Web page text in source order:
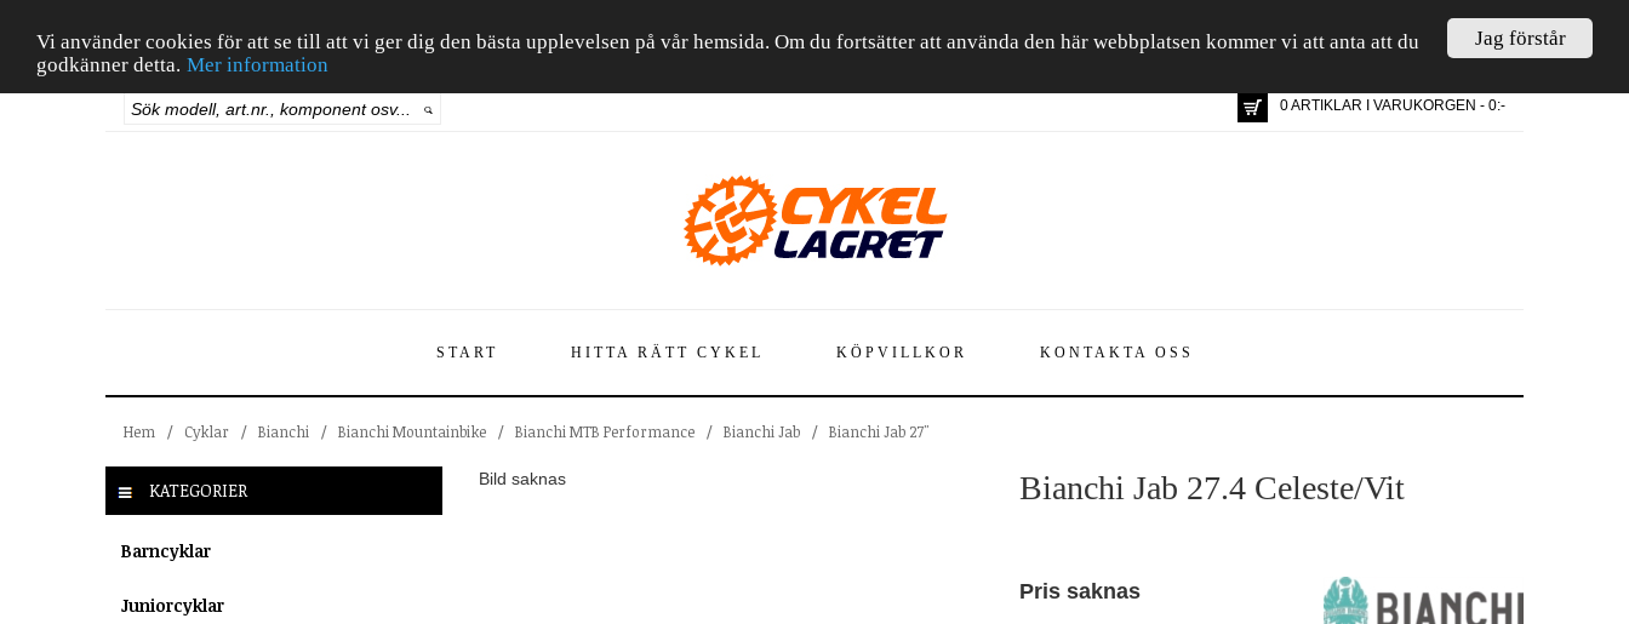
Jag förstår
Vi använder cookies för att se till att vi ger dig den bästa upplevelsen på vår hemsida. Om du fortsätter att använda den här webbplatsen kommer vi att anta att du
godkänner detta. Mer information
0 ARTIKLAR I VARUKORGEN - 0:-
START HITTA RÄTT CYKEL KÖPVILLKOR KONTAKTA OSS
Hem / Cyklar / Bianchi / Bianchi Mountainbike / Bianchi MTB Performance / Bianchi Jab / Bianchi Jab 27"
KATEGORIER
Barncyklar
Juniorcyklar
Bild saknas Bianchi Jab 27.4 Celeste/Vit
Pris saknas